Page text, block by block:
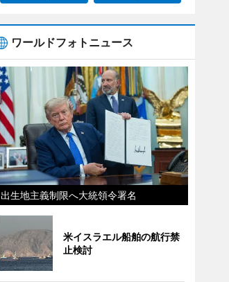
ワールドフォトニュース
出生地主義制限へ大統領令署名
米イスラエル船舶の航行禁
止検討